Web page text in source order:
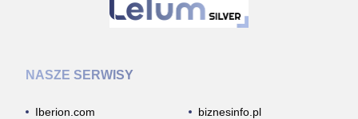
NASZE SERWISY
Iberion.com
biznesinfo.pl